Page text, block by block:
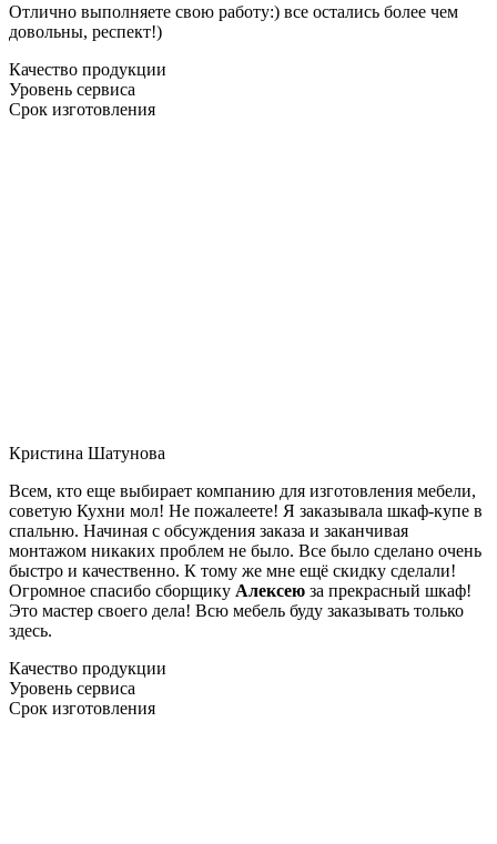
Отлично выполняете свою работу:) все остались более чем
довольны, респект!)
Качество продукции
Уровень сервиса
Срок изготовления
Кристина Шатунова
Всем, кто еще выбирает компанию для изготовления мебели,
советую Кухни мол! Не пожалеете! Я заказывала шкаф-купе в
спальню. Начиная с обсуждения заказа и заканчивая
монтажом никаких проблем не было. Все было сделано очень
быстро и качественно. К тому же мне ещё скидку сделали!
Огромное спасибо сборщику Алексею за прекрасный шкаф!
Это мастер своего дела! Всю мебель буду заказывать только
здесь.
Качество продукции
Уровень сервиса
Срок изготовления